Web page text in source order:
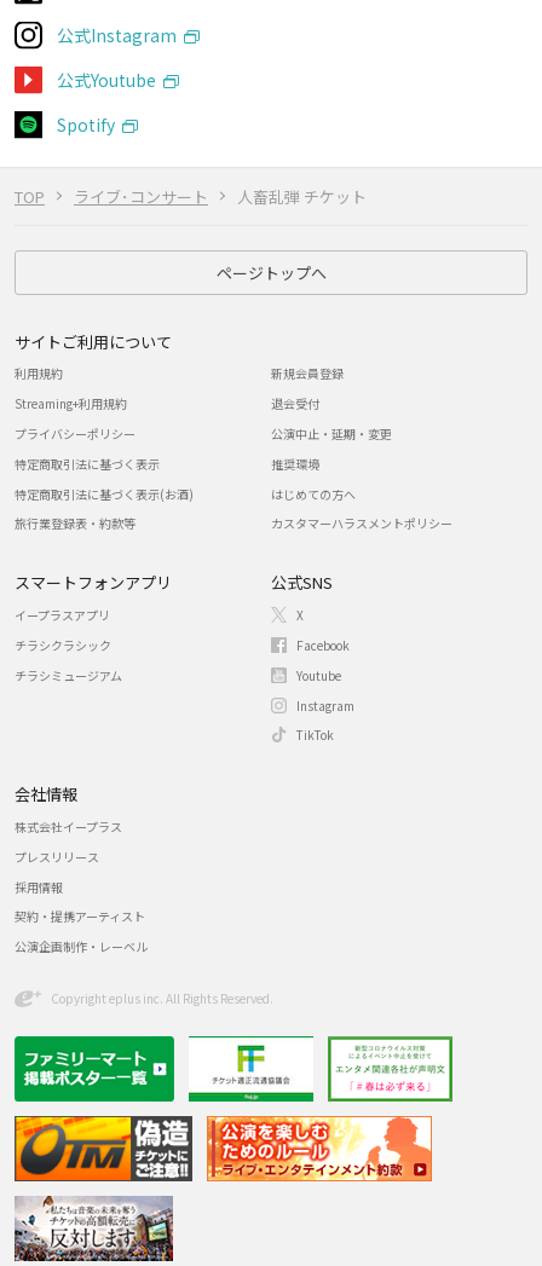
TOP ライブ･コンサート 人畜乱弾 チケット
公式Instagram
公式Youtube
Spotify
ページトップへ
サイトご利用について
利用規約
Streaming+利用規約
プライバシーポリシー
特定商取引法に基づく表示
特定商取引法に基づく表示(お酒)
旅行業登録表・約款等
新規会員登録
退会受付
公演中止・延期・変更
推奨環境
はじめての方へ
カスタマーハラスメントポリシー
スマートフォンアプリ
イープラスアプリ
チラシクラシック
チラシミュージアム
公式SNS
X
Facebook
Youtube
Instagram
TikTok
会社情報
株式会社イープラス
プレスリリース
採用情報
契約・提携アーティスト
公演企画制作・レーベル
Copyright eplus inc. All Rights Reserved.